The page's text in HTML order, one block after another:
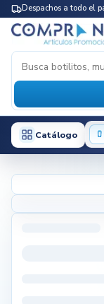
Despachos a todo el
Catálogo